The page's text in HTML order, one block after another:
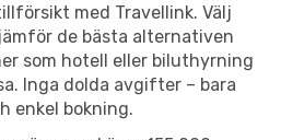
med Travellink. Välj
de bästa alternativen
som hotell eller biluthyrning
Inga dolda avgifter – bara
enkel bokning.